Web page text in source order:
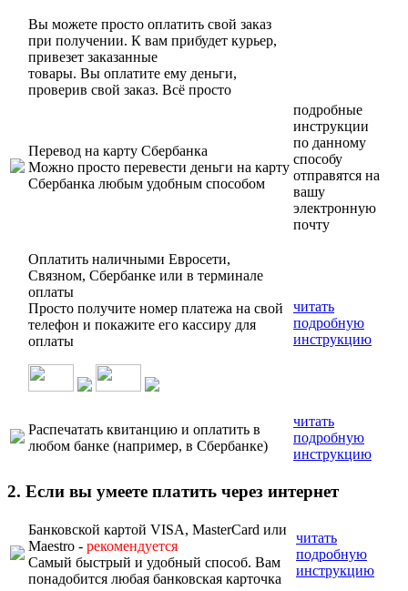
Вы можете просто оплатить свой заказ
при получении. К вам прибудет курьер,
привезет заказанные
товары. Вы оплатите ему деньги,
проверив свой заказ. Всё просто
Перевод на карту Сбербанка
Можно просто перевести деньги на карту
Сбербанка любым удобным способом
подробные
инструкции
по данному
способу
отправятся на
вашу
электронную
почту
Оплатить наличными Евросети,
Связном, Сбербанке или в терминале
оплаты
Просто получите номер платежа на свой
телефон и покажите его кассиру для
оплаты
читать
подробную
инструкцию
Распечатать квитанцию и оплатить в
любом банке (например, в Сбербанке)
читать
подробную
инструкцию
2. Если вы умеете платить через интернет
Банковской картой VISA, MasterCard или
Maestro - рекомендуется
Самый быстрый и удобный способ. Вам
понадобится любая банковская карточка
читать
подробную
инструкцию